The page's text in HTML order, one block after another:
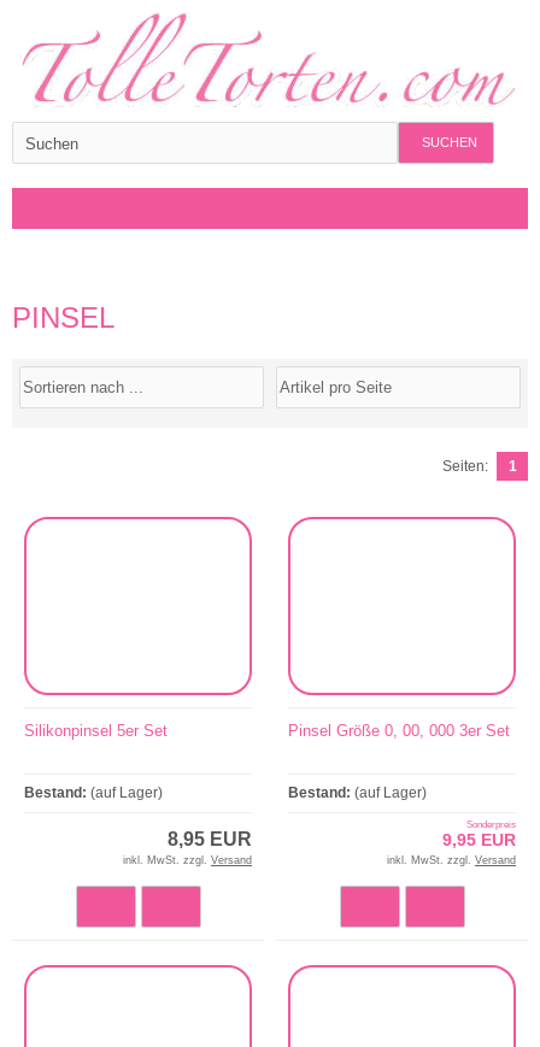
SUCHEN
PINSEL
Seiten: 1
Silikonpinsel 5er Set
Bestand: (auf Lager)
8,95 EUR
inkl. MwSt. zzgl. Versand
Pinsel Größe 0, 00, 000 3er Set
Bestand: (auf Lager)
Sonderpreis
9,95 EUR
inkl. MwSt. zzgl. Versand